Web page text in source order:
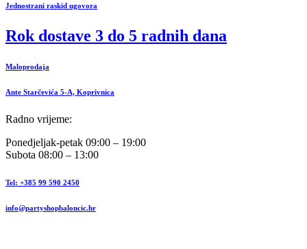
Jednostrani raskid ugovora
Rok dostave 3 do 5 radnih dana
Maloprodaja
Ante Starčevića 5-A, Koprivnica
Radno vrijeme:
Ponedjeljak-petak 09:00 – 19:00
Subota 08:00 – 13:00
Tel: +385 99 590 2450
info@partyshopbaloncic.hr